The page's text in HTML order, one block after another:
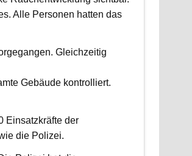
Alle Personen hatten das
Gleichzeitig
Gebäude kontrolliert.
Einsatzkräfte der
die Polizei.